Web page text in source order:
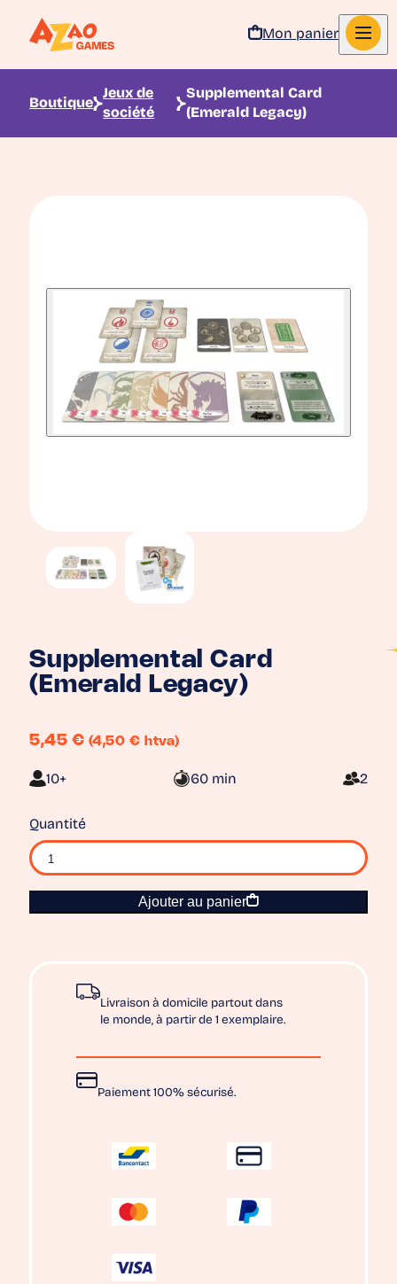
Mon panier
Boutique
Jeux de
société
Supplemental Card
(Emerald Legacy)
Supplemental Card
(Emerald Legacy)
5,45 € (4,50 € htva)
10+ 60 min 2
Quantité
Ajouter au panier
Livraison à domicile partout dans
le monde, à partir de 1 exemplaire.
Paiement 100% sécurisé.